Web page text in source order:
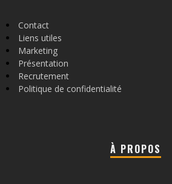
Contact
Liens utiles
Marketing
Présentation
Recrutement
Politique de confidentialité
À PROPOS